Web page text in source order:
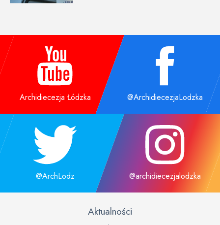
Archidiecezja Łódzka @ArchidiecezjaLodzka
@ArchLodz @archidiecezjalodzka
Aktualności